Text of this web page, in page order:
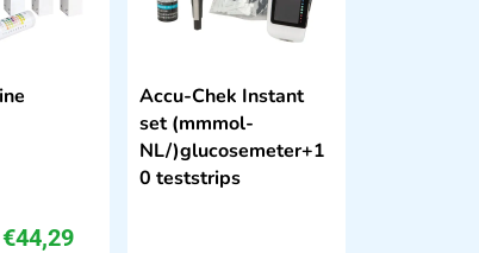
€44,29
Accu-Chek Instant
set (mmmol-
NL/)glucosemeter+1
0 teststrips